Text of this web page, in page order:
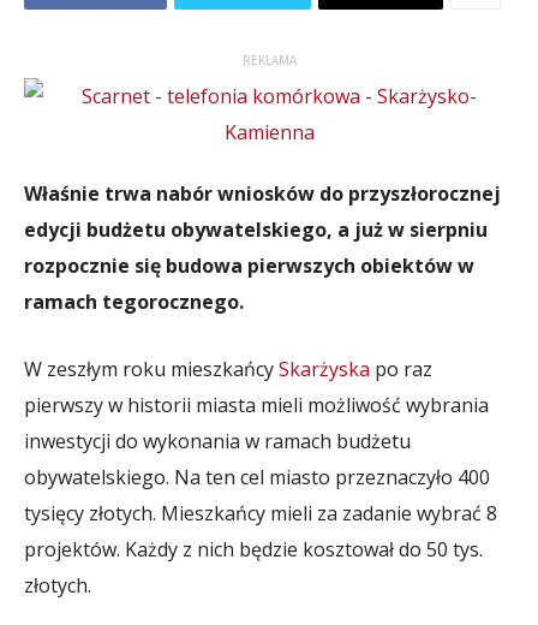
REKLAMA
Właśnie trwa nabór wniosków do przyszłorocznej
edycji budżetu obywatelskiego, a już w sierpniu
rozpocznie się budowa pierwszych obiektów w
ramach tegorocznego.
W zeszłym roku mieszkańcySkarżyska po raz
pierwszy w historii miasta mieli możliwość wybrania
inwestycji do wykonania w ramach budżetu
obywatelskiego. Na ten cel miasto przeznaczyło 400
tysięcy złotych. Mieszkańcy mieli za zadanie wybrać 8
projektów. Każdy z nich będzie kosztował do 50 tys.
złotych.